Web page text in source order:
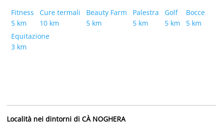
Fitness
5 km
Cure termali
10 km
Beauty Farm
5 km
Palestra
5 km
Golf
5 km
Bocce
5 km
Equitazione
3 km
Località nei dintorni di CÀ NOGHERA